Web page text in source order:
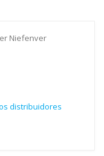
Niefenver
distribuidores